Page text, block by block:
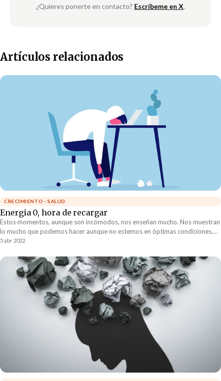
¿Quieres ponerte en contacto? Escríbeme en X.
Artículos relacionados
CRECIMIENTO · SALUD
Energia 0, hora de recargar
Estos momentos, aunque son incómodos, nos enseñan mucho. Nos muestran
lo mucho que podemos hacer aunque no estemos en óptimas condiciones.
Nos enseñan a sobrellevar dificultades y a salir adelante aunque las ganas no
5 abr 2022